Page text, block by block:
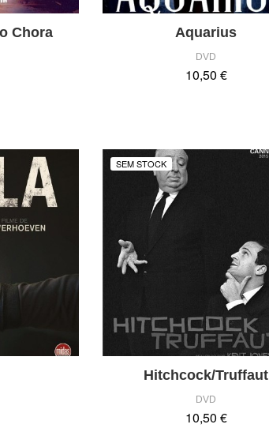
Chora Aquarius
DVD
10,50 €
SEM STOCK
Hitchcock/Truffaut
DVD
10,50 €